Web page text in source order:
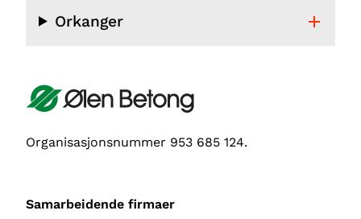
Orkanger
Organisasjonsnummer 953 685 124.
Samarbeidende firmaer